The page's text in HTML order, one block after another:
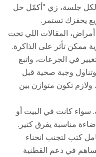
جلسة، زي "أكمّل حل
المقالات اللي تحت
ممكن تأثر على الذاكرة.
في الجرعات، واتبع
وجبة صحية قبل
تكون متوازن بين
سواء كانت في البيت أو
مناسبة يفرق كتير.
كتب لتجنب انحناء
في دعم القطنية